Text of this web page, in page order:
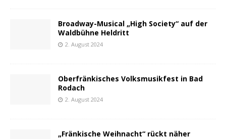
Broadway-Musical „High Society“ auf der
Waldbühne Heldritt
2. August 2024
Oberfränkisches Volksmusikfest in Bad
Rodach
2. August 2024
„Fränkische Weihnacht“ rückt näher